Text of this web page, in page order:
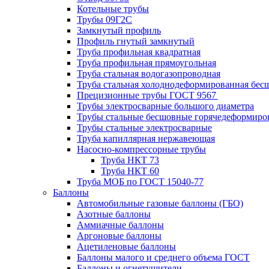
Котельные трубы
Трубы 09Г2С
Замкнутый профиль
Профиль гнутый замкнутый
Труба профильная квадратная
Труба профильная прямоугольная
Труба стальная водогазопроводная
Труба стальная холоднодеформированная
Прецизионные трубы ГОСТ 9567
Трубы электросварные большого диаметра
Трубы стальные бесшовные
Трубы стальные электросварные
Труба капиллярная нержавеющая
Насосно-компрессорные трубы
Труба НКТ 73
Труба НКТ 60
Труба МОБ по ГОСТ 15040-77
Баллоны
Автомобильные газовые баллоны (ГБО)
Азотные баллоны
Аммиачные баллоны
Аргоновые баллоны
Ацетиленовые баллоны
Баллоны малого и среднего объема ГОСТ